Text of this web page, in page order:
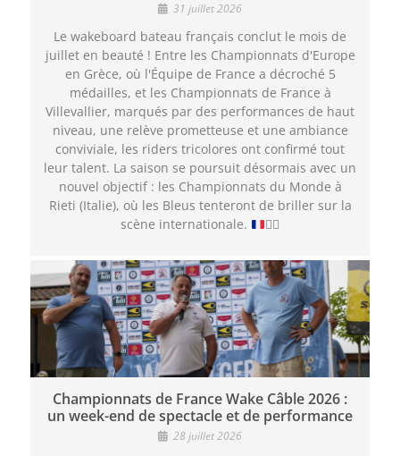
31 juillet 2026
Le wakeboard bateau français conclut le mois de
juillet en beauté ! Entre les Championnats d'Europe
en Grèce, où l'Équipe de France a décroché 5
médailles, et les Championnats de France à
Villevallier, marqués par des performances de haut
niveau, une relève prometteuse et une ambiance
conviviale, les riders tricolores ont confirmé tout
leur talent. La saison se poursuit désormais avec un
nouvel objectif : les Championnats du Monde à
Rieti (Italie), où les Bleus tenteront de briller sur la
scène internationale.
🏄‍♂️
Championnats de France Wake Câble 2026 :
un week-end de spectacle et de performance
28 juillet 2026